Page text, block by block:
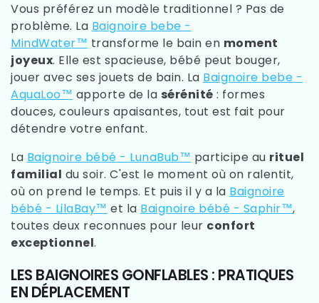
Vous préférez un modèle traditionnel ? Pas de
problème. La Baignoire bebe -
MindWater™ transforme le bain en moment
joyeux. Elle est spacieuse, bébé peut bouger,
jouer avec ses jouets de bain. La Baignoire bebe -
AquaLoo™ apporte de la sérénité : formes
douces, couleurs apaisantes, tout est fait pour
détendre votre enfant.
La Baignoire bébé - LunaBub™ participe au rituel
familial du soir. C'est le moment où on ralentit,
où on prend le temps. Et puis il y a la Baignoire
bébé - LilaBay™ et la Baignoire bébé - Saphir™,
toutes deux reconnues pour leur confort
exceptionnel.
LES BAIGNOIRES GONFLABLES : PRATIQUES
EN DÉPLACEMENT